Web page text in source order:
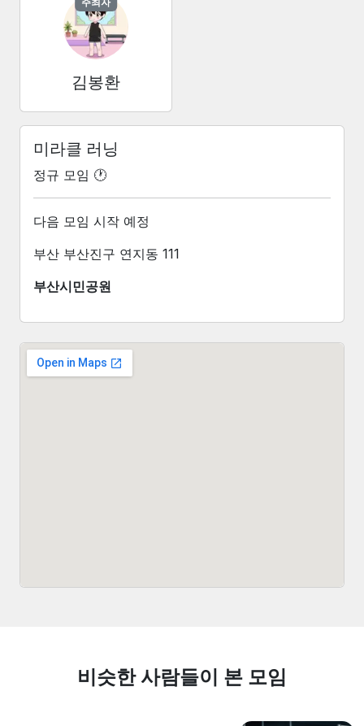
김봉환
미라클 러닝
정규 모임 🕐
다음 모임 시작 예정
부산 부산진구 연지동 111
부산시민공원
비슷한 사람들이 본 모임